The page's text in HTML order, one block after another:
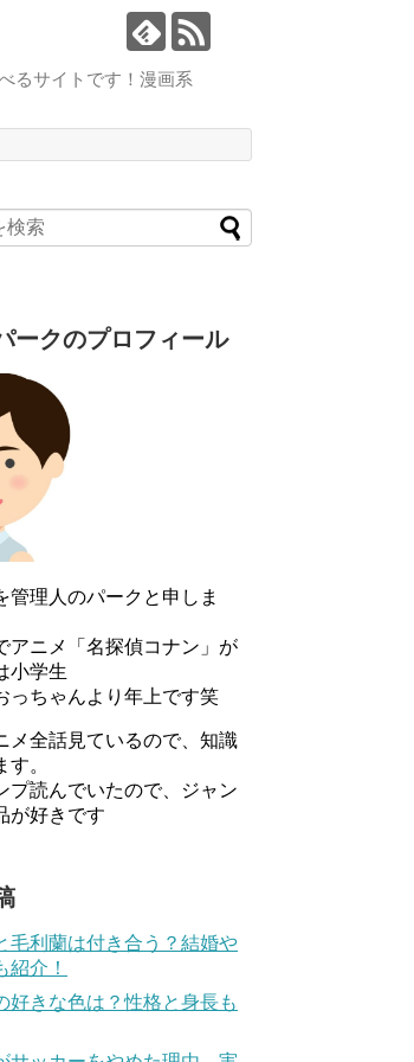
るサイトです！漫画系
ークのプロフィール
管理人のパークと申しま
アニメ「名探偵コナン」が
小学生
っちゃんより年上です笑
メ全話見ているので、知識
。
プ読んでいたので、ジャン
が好きです
毛利蘭は付き合う？結婚や
紹介！
好きな色は？性格と身長も